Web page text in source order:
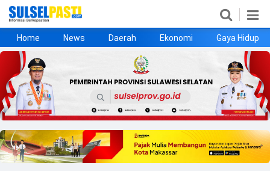
Home
News
Daerah
Ekonomi
Gaya Hidup
Kesehatan
Metro
Nasional
Hukrim
Olahraga
Politik
UMKM
Opini
Home News Daerah Ekonomi Gaya Hidup